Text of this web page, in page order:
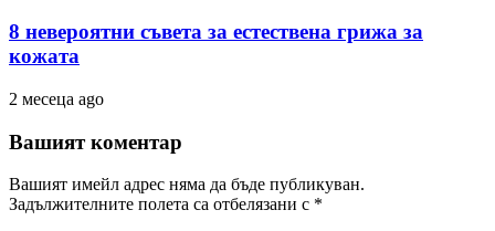
8 невероятни съвета за естествена грижа за
кожата
2 месеца ago
Вашият коментар
Вашият имейл адрес няма да бъде публикуван.
Задължителните полета са отбелязани с *